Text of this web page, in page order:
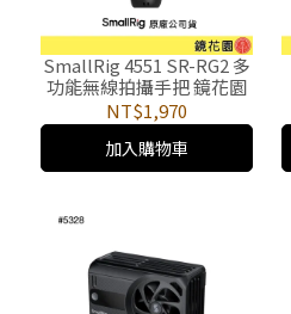
SmallRig 4551 SR-RG2 多
功能無線拍攝手把 鏡花園
NT$1,970
加入購物車